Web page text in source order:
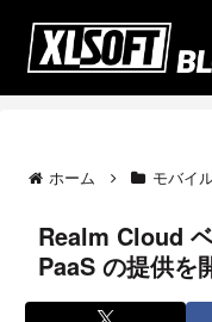
ホーム モバイ
Realm Cloud
PaaS の提供を